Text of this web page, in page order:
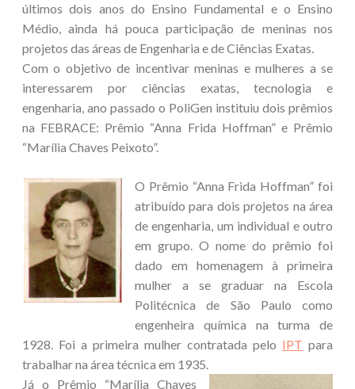
últimos dois anos do Ensino Fundamental e o Ensino
Médio, ainda há pouca participação de meninas nos
projetos das áreas de Engenharia e de Ciências Exatas.
Com o objetivo de incentivar meninas e mulheres a se
interessarem por ciências exatas, tecnologia e
engenharia, ano passado o PoliGen instituiu dois prêmios
na FEBRACE: Prêmio “Anna Frida Hoffman” e Prêmio
“Marília Chaves Peixoto”.
O Prêmio “Anna Frida Hoffman” foi
atribuído para dois projetos na área
de engenharia, um individual e outro
em grupo. O nome do prêmio foi
dado em homenagem à primeira
mulher a se graduar na Escola
Politécnica de São Paulo como
engenheira química na turma de
1928. Foi a primeira mulher contratada pelo IPT para
trabalhar na área técnica em 1935.
Já o Prêmio “Marília Chaves